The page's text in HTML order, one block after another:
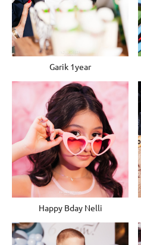
Garik 1year
Happy Bday Nelli